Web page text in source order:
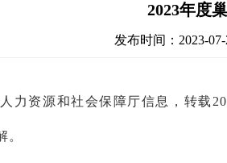
2023年度
发布时间：2023-07-
力资源和社会保障厅信息 ，转载
。